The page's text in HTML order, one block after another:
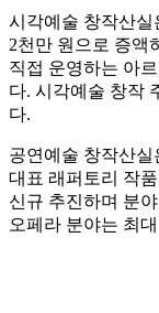
시각예술 창작산실
2천만 원으로 증액
직접 운영하는 아
다. 시각예술 창작
다.
공연예술 창작산
대표 래퍼토리 작
신규 추진하며 분
오페라 분야는 최